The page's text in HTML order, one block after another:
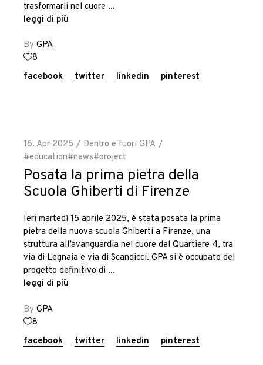
trasformarli nel cuore
leggi di più
By GPA
8
facebook
twitter linkedin pinterest
16. Apr 2025
Dentro e fuori GPA
#education#news#project
Posata la prima pietra della
Scuola Ghiberti di Firenze
Ieri martedì 15 aprile 2025, è stata posata la prima
pietra della nuova scuola Ghiberti a Firenze, una
struttura all’avanguardia nel cuore del Quartiere 4, tra
via di Legnaia e via di Scandicci. GPA si è occupato del
progetto definitivo di
leggi di più
By GPA
8
facebook
twitter linkedin pinterest